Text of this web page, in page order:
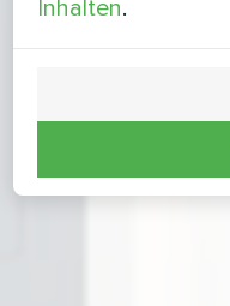
Inhalten.